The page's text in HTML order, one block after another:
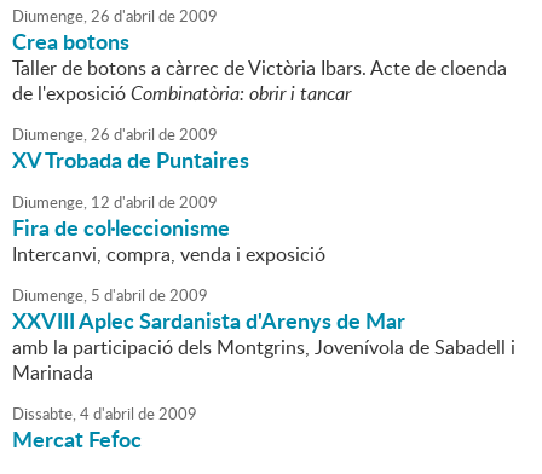
Diumenge,26 d'abril de2009
Crea botons
Taller de botons a càrrec de Victòria Ibars. Acte de cloenda
de l'exposicióCombinatòria: obrir i tancar
Diumenge,26 d'abril de2009
XV Trobada de Puntaires
Diumenge, 12 d'abril de2009
Fira de col·leccionisme
Intercanvi, compra, venda i exposició
Diumenge, 5 d'abril de2009
XXVIII Aplec Sardanista d'Arenys de Mar
amb la participació dels Montgrins, Jovenívola de Sabadell i
Marinada
Dissabte,4d'abril de2009
Mercat Fefoc